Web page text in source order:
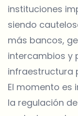
instituciones
siendo
más bancos,
intercambios y
infraestructura
El momento es
la regulación